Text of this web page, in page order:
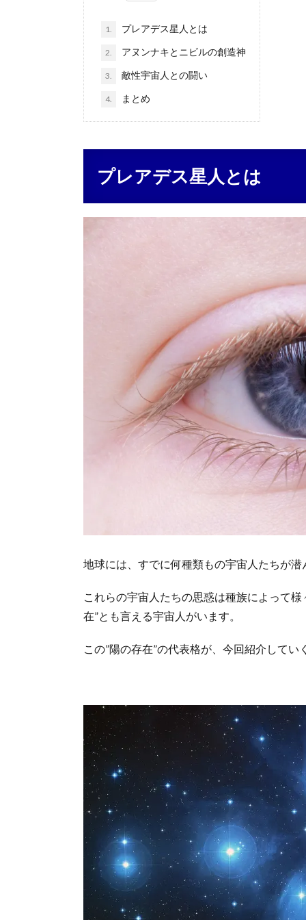
1. プレアデス星人とは
2. アヌンナキとニビルの創造神
3. 敵性宇宙人との闘い
4. まとめ
プレアデス星人とは
地球には、すでに何種類もの宇宙人たちが
これらの宇宙人たちの思惑は種族によって
在”とも言える宇宙人がいます。
この”陽の存在”の代表格が、今回紹介してい